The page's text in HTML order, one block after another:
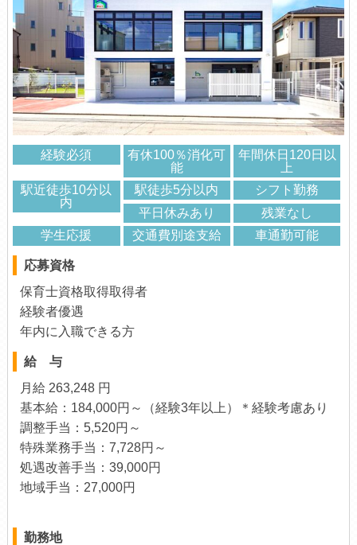
経験必須
有休100％消化可
能
年間休日120日以
上
駅近徒歩10分以
内
駅徒歩5分以内
シフト勤務
平日休みあり
残業なし
学生応援
交通費別途支給 車通勤可能
応募資格
保育士資格取得取得者
経験者優遇
年内に入職できる方
給 与
月給 263,248 円
基本給：184,000円～（経験3年以上）＊経験考慮あり
調整手当：5,520円～
特殊業務手当：7,728円～
処遇改善手当：39,000円
地域手当：27,000円
勤務地